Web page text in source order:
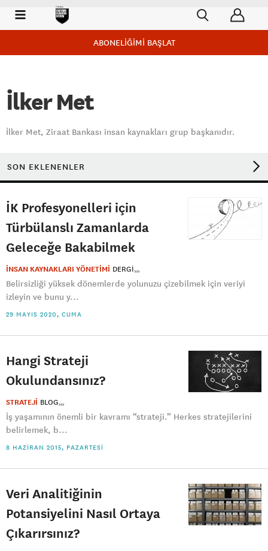
ABONELİĞİMİ BAŞLAT
İlker Met
İlker Met, Ziraat Bankası insan kaynakları grup başkanıdır.
SON EKLENENLER
İK Profesyonelleri için
Türbülanslı Zamanlarda
Geleceğe Bakabilmek
İNSAN KAYNAKLARI YÖNETİMİ DERGI
Belirsizliği yüksek dönemlerde yolunuzu çizebilmek için veriyi
izleyin ve bunu y...
29 MAYIS 2020, CUMA
Hangi Strateji
Okulundansınız?
STRATEJİ BLOG
İş yaşamının önemli bir kavramı “strateji.” Herkes stratejilerini
belirlemek, b...
8 HAZIRAN 2015, PAZARTESI
Veri Analitiğinin
Potansiyelini Nasıl Ortaya
Çıkarırsınız?